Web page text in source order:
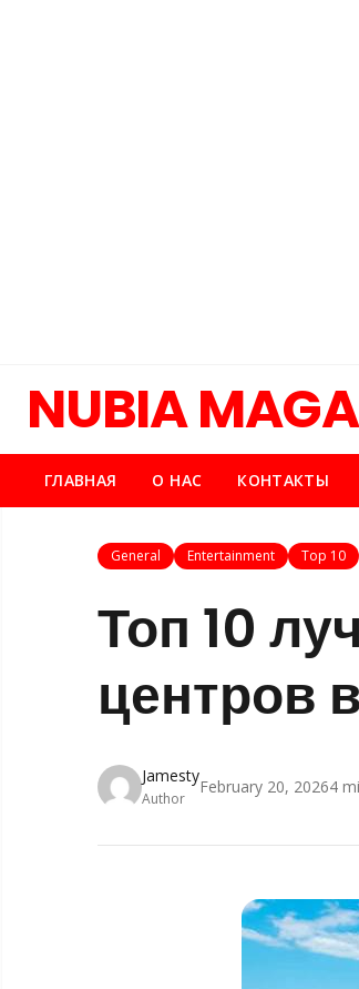
NUBIA
ГЛАВНАЯ О НАС КОНТАКТЫ
General Entertainment Top 10
Топ 10
центров
Jamesty
Author
February 20, 20264